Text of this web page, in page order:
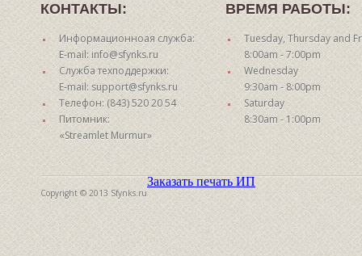
КОНТАКТЫ:
Информационноая служба:
E-mail: info@sfynks.ru
Служба техподдержки:
E-mail: support@sfynks.ru
Телефон: (843) 520 20 54
Питомник:
«Streamlet Murmur»
ВРЕМЯ РАБОТЫ:
Tuesday, Thursday and
8:00am - 7:00pm
Wednesday
9:30am - 8:00pm
Saturday
8:30am - 1:00pm
Copyright © 2013 Sfynks.ru
Заказать печать ИП